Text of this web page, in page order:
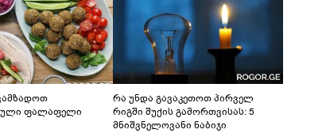
ფალაფელი
რა უნდა გავაკეთოთ პირველ
რიგში შუქის გამორთვისას: 5
მნიშვნელოვანი ნაბიჯი